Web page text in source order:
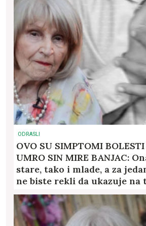
ODRASLI
OVO SU SIMPTOMI BOLESTI
UMRO SIN MIRE BANJAC:
stare, tako i mlade, a za
ne biste rekli da ukazuje na
stanje!